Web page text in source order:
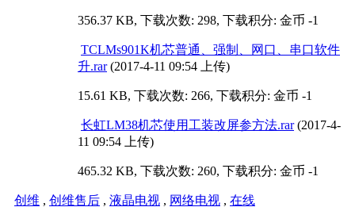
356.37 KB, 下载次数: 298, 下载积分: 金币 -1
TCLMs901K机芯普通、强制、网口、串口软件
升.rar (2017-4-11 09:54 上传)
15.61 KB, 下载次数: 266, 下载积分: 金币 -1
长虹LM38机芯使用工装改屏参方法.rar (2017-4-
11 09:54 上传)
465.32 KB, 下载次数: 260, 下载积分: 金币 -1
创维 , 创维售后 , 液晶电视 , 网络电视 , 在线